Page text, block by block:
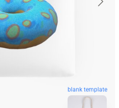
blank template